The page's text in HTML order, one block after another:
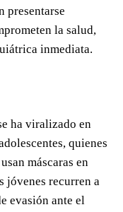
presentarse
la salud,
inmediata.
ha viralizado en
quienes
máscaras en
jóvenes recurren a
evasión ante el